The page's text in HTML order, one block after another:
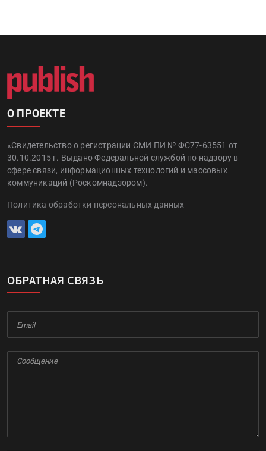
О ПРОЕКТЕ
«Свидетельство о регистрации СМИ ПИ № ФС77-63551 от
30.10.2015 г. Выдано Федеральной службой по надзору в
сфере связи, информационных технологий и массовых
коммуникаций (Роскомнадзором).
Политика обработки персональных данных
ОБРАТНАЯ СВЯЗЬ